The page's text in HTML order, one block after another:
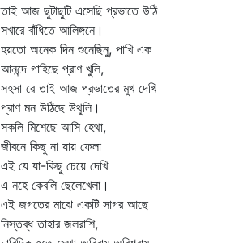
তাই আজ ছুটাছুটি এসেছি প্রভাতে উঠি
সখারে বাঁধিতে আলিঙ্গনে।
হয়তো অনেক দিন শুনেছিনু, পাখি এক
আনন্দে গাহিছে প্রাণ খুলি,
সহসা রে তাই আজ প্রভাতের মুখ দেখি
প্রাণ মন উঠিছে উথুলি।
সকলি মিশেছে আসি হেথা,
জীবনে কিছু না যায় ফেলা
এই যে যা-কিছু চেয়ে দেখি
এ নহে কেবলি ছেলেখেলা।
এই জগতের মাঝে একটি সাগর আছে
নিস্তব্ধ তাহার জলরাশি,